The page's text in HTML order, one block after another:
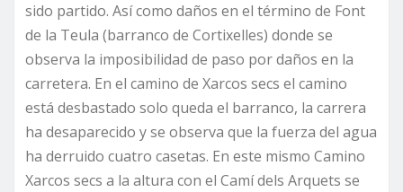
sido partido. Así como daños en el término de Font
de la Teula (barranco de Cortixelles) donde se
observa la imposibilidad de paso por daños en la
carretera. En el camino de Xarcos secs el camino
está desbastado solo queda el barranco, la carrera
ha desaparecido y se observa que la fuerza del agua
ha derruido cuatro casetas. En este mismo Camino
Xarcos secs a la altura con el Camí dels Arquets se